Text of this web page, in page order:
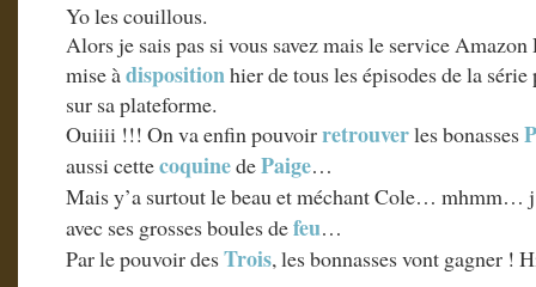
Yo les couillous.
Alors je sais pas si vous savez mais le service
mise àdispositionhier de tous les épisodes de la
sur sa plateforme.
Ouiiii !!! On va enfin pouvoirretrouverles bonasses
aussi cettecoquinedePaige…
Mais y’a surtout le beau et méchant Cole… mhmm…
avec ses grosses boules defeu…
Par le pouvoir desTrois, les bonnasses vont gagner !